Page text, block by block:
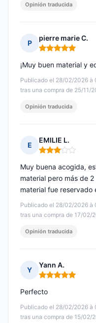
Opinión traducida
P
pierre marie C.
Nota: 5 de 5
Publicado el 28/02/2026 à
tras una compra de 25/11/
¡Muy buen material y
Opinión traducida
E
EMILIE L.
Nota: 3 de 5
Publicado el 28/02/2026 à
tras una compra de 17/02/
Muy buena acogida,
material pero más de
material fue reservado
Opinión traducida
Y
Yann A.
Nota: 5 de 5
Publicado el 28/02/2026 à
tras una compra de 15/02/
Perfecto